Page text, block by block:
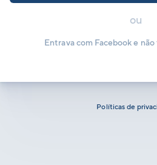
ou
Entrava com Facebook e
Políticas de